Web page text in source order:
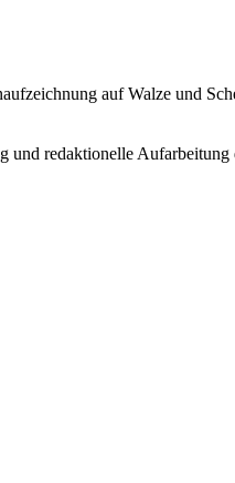
auf Walze und
redaktionelle